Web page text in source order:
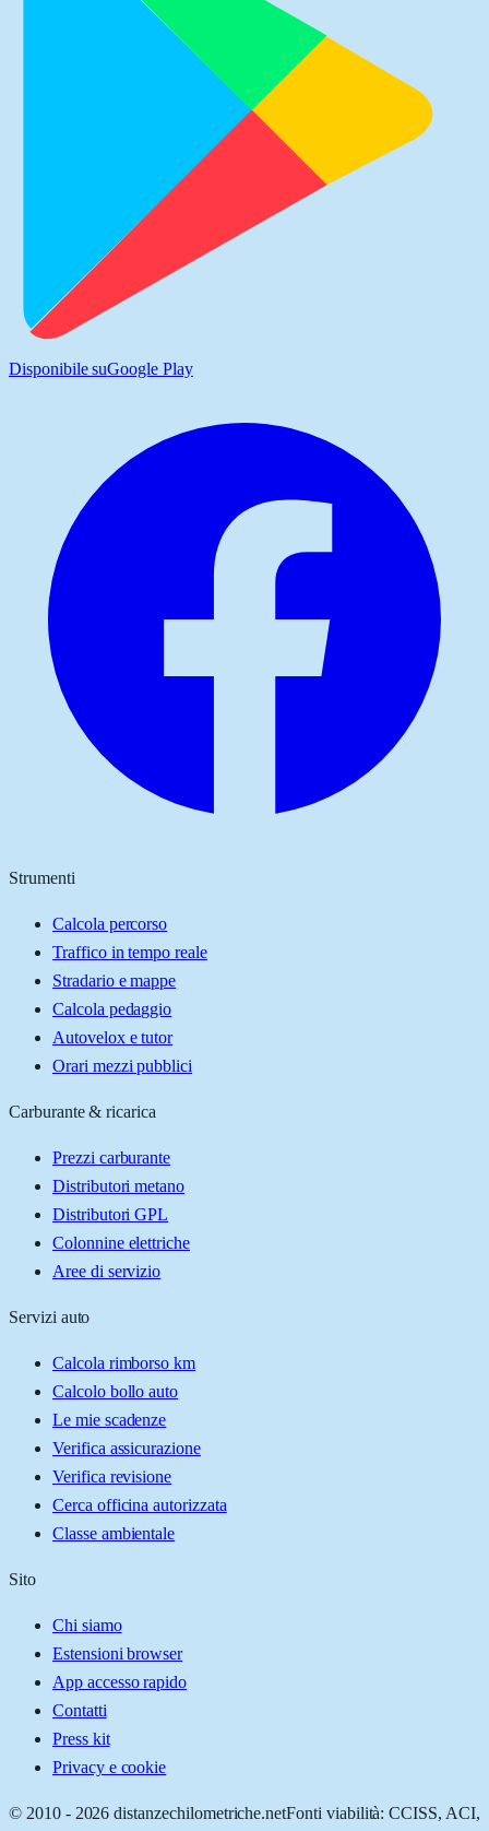
Disponibile suGoogle Play
Strumenti
Calcola percorso
Traffico in tempo reale
Stradario e mappe
Calcola pedaggio
Autovelox e tutor
Orari mezzi pubblici
Carburante & ricarica
Prezzi carburante
Distributori metano
Distributori GPL
Colonnine elettriche
Aree di servizio
Servizi auto
Calcola rimborso km
Calcolo bollo auto
Le mie scadenze
Verifica assicurazione
Verifica revisione
Cerca officina autorizzata
Classe ambientale
Sito
Chi siamo
Estensioni browser
App accesso rapido
Contatti
Press kit
Privacy e cookie
© 2010 - 2026 distanzechilometriche.netFonti viabilità: CCISS, ACI,